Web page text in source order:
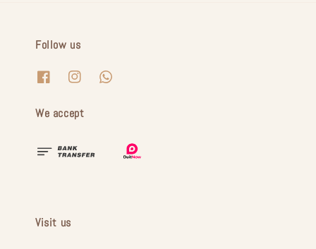
Follow us
We accept
Visit us